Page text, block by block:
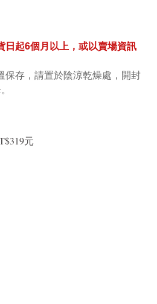
日起6個月以上，或以賣場資訊
保存，請置於陰涼乾燥處，開封
元